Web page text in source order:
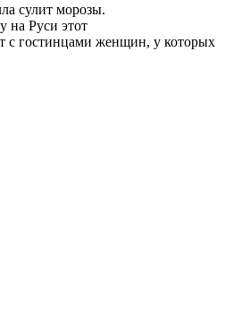
сулит морозы.
на Руси этот
с гостинцами женщин, у которых